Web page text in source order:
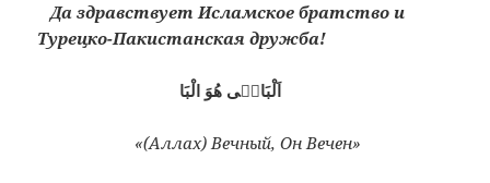
Да здравствует Исламское братство и
Турецко-Пакистанская дружба!
اَلْبَاقٖى هُوَ الْبَا
«(Аллах) Вечный, Он Вечен»